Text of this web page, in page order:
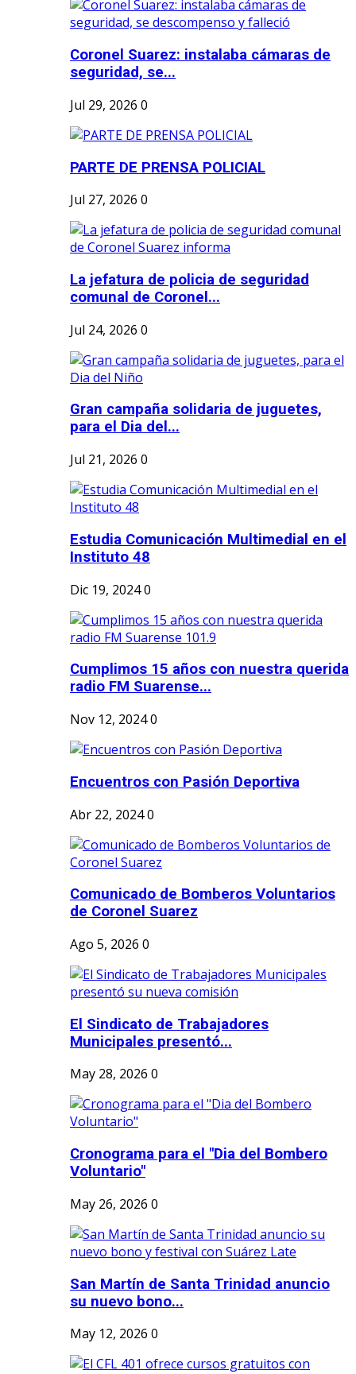
Coronel Suarez: instalaba cámaras de
seguridad, se...
Jul 29, 2026 0
PARTE DE PRENSA POLICIAL
Jul 27, 2026 0
La jefatura de policia de seguridad
comunal de Coronel...
Jul 24, 2026 0
Gran campaña solidaria de juguetes,
para el Dia del...
Jul 21, 2026 0
Estudia Comunicación Multimedial en el
Instituto 48
Dic 19, 20240
Cumplimos 15 años con nuestra querida
radio FM Suarense...
Nov 12, 20240
Encuentros con Pasión Deportiva
Abr 22, 20240
Comunicado de Bomberos Voluntarios
de Coronel Suarez
Ago 5, 2026 0
El Sindicato de Trabajadores
Municipales presentó...
May 28, 2026 0
Cronograma para el "Dia del Bombero
Voluntario"
May 26, 2026 0
San Martín de Santa Trinidad anuncio
su nuevo bono...
May 12, 2026 0